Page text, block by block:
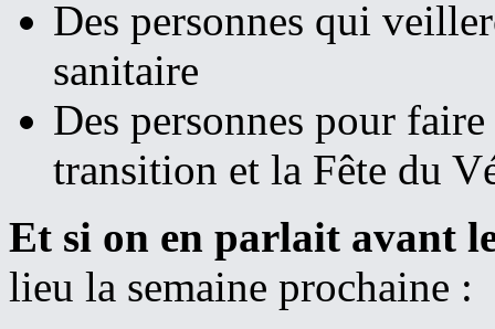
Des personnes qui
sanitaire
Des personnes pour
transition et la Fête du
Et si on en parlait avant
lieu la semaine prochaine :